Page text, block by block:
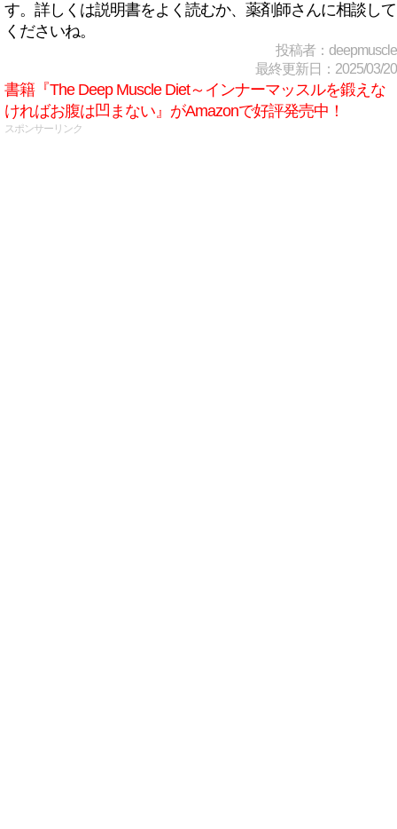
す。詳しくは説明書をよく読むか、薬剤師さんに相談して
くださいね。
投稿者：deepmuscle
最終更新日：2025/03/20
書籍『The Deep Muscle Diet～インナーマッスルを鍛えな
ければお腹は凹まない』がAmazonで好評発売中！
スポンサーリンク